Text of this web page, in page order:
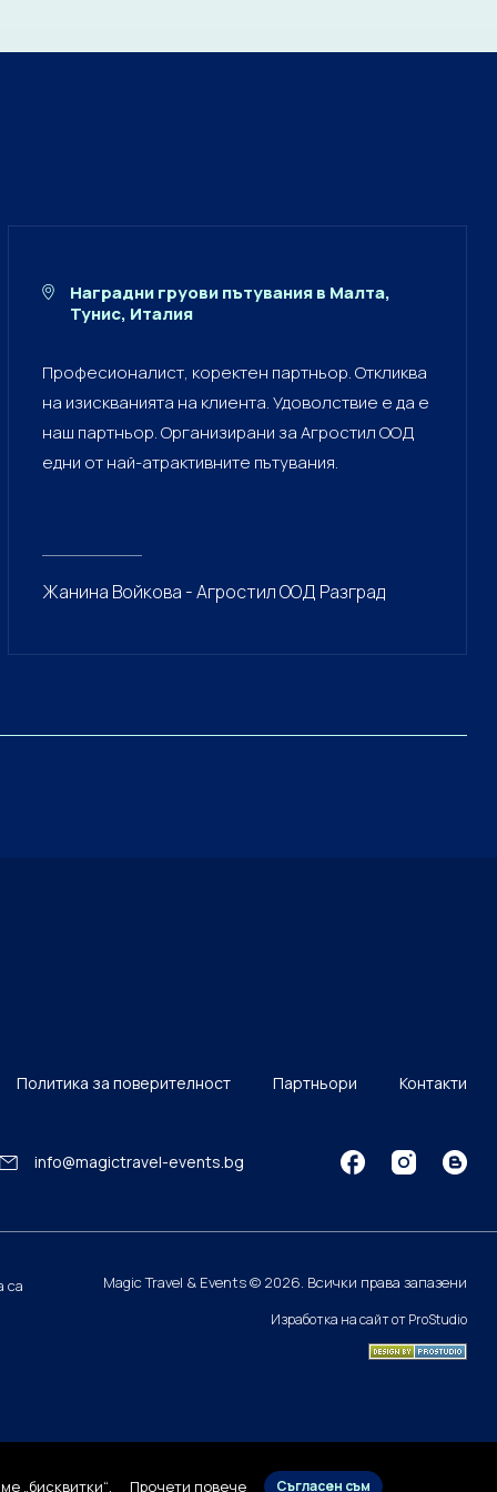
Наградни груови пътувания в Малта,
Тунис, Италия
Професионалист, коректен партньор. Откликва
на изискванията на клиента. Удоволствие е да е
наш партньор. Организирани за Агростил ООД
едни от най-атрактивните пътувания.
Жанина Войкова - Агростил ООД Разград
Политика за поверителност Партньори Контакти
info@magictravel-events.bg
са Magic Travel & Events © 2026. Всички права запазени
Изработка на сайт от ProStudio
„бисквитки“. Прочети повече Съгласен съм